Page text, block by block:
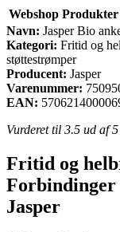
Webshop Produkter
Navn: Jasper Bio
Kategori: Fritid og
støttestrømper
Producent: Jasper
Varenummer:
EAN:
Vurderet til 3.5 ud af
Fritid og
Forbindinger
Jasper